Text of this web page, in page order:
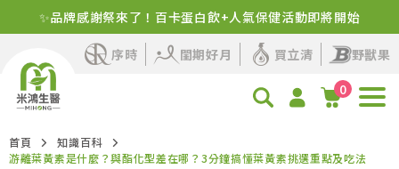
✨品牌感謝祭來了！百卡蛋白飲+人氣保健活動即將開始
序時 閨期好月 買立清
野獸果
0
首頁
知識百科
游離葉黃素是什麼？與酯化型差在哪？3分鐘搞懂葉黃素挑選重點及吃法